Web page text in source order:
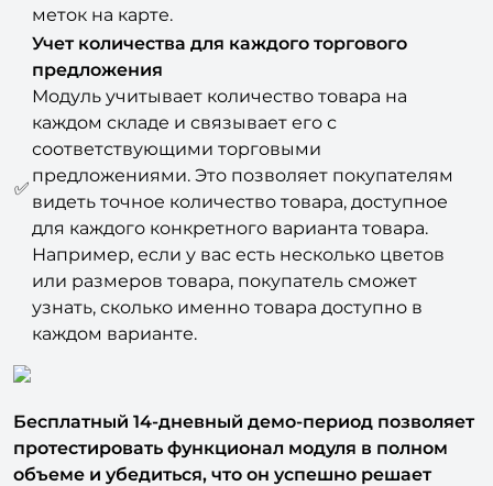
меток на карте.
✅
Учет количества для каждого торгового
предложения
Модуль учитывает количество товара на
каждом складе и связывает его с
соответствующими торговыми
предложениями. Это позволяет покупателям
видеть точное количество товара, доступное
для каждого конкретного варианта товара.
Например, если у вас есть несколько цветов
или размеров товара, покупатель сможет
узнать, сколько именно товара доступно в
каждом варианте.
Бесплатный 14-дневный демо-период позволяет
протестировать функционал модуля в полном
объеме и убедиться, что он успешно решает